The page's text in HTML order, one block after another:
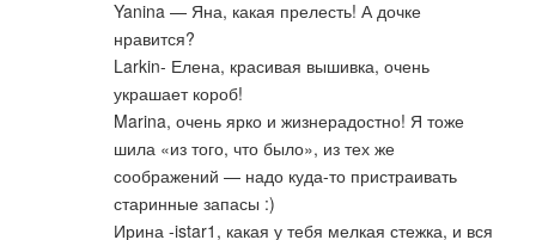
Yanina — Яна, какая прелесть! А дочке
нравится?
Larkin- Елена, красивая вышивка, очень
украшает короб!
Marina, очень ярко и жизнерадостно! Я тоже
шила «из того, что было», из тех же
соображений — надо куда-то пристраивать
старинные запасы :)
Ирина -istar1, какая у тебя мелкая стежка, и вся